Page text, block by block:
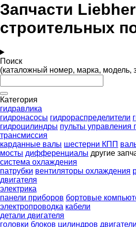
Запчасти
строительных
Поиск
(каталожный номер, марка, модель,
Категория
гидравлика
гидронасосы гидрораспределители
гидроцилиндры пульты управления
трансмиссия
карданные валы шестерни КПП
мосты дифференциалы другие
система охлаждения
патрубки вентиляторы охлаждения
двигателя
электрика
панели приборов бортовые
электропроводка кабели
детали двигателя
головки блоков цилиндров двигатели